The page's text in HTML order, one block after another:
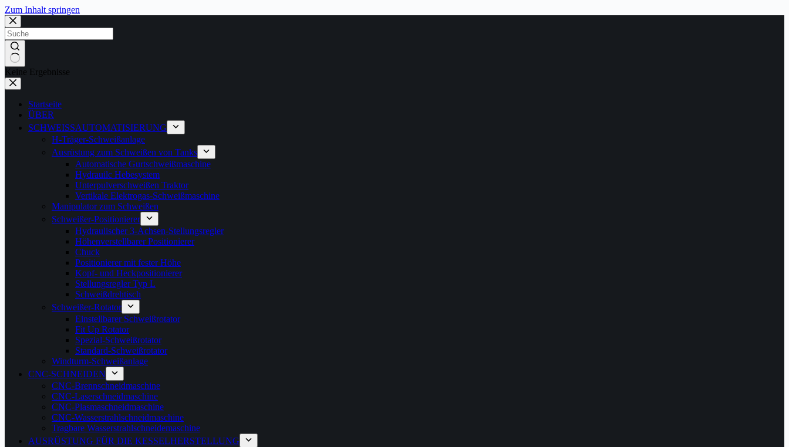
Zum Inhalt springen
Keine Ergebnisse
Startseite
ÜBER
SCHWEISSAUTOMATISIERUNG
H-Träger-Schweißanlage
Ausrüstung zum Schweißen von Tanks
Automatische Gurtschweißmaschine
Hydrauilc Hebesystem
Unterpulverschweißen Traktor
Vertikale Elektrogas-Schweißmaschine
Manipulator zum Schweißen
Schweißer-Positionierer
Hydraulischer 3-Achsen-Stellungsregler
Höhenverstellbarer Positionierer
Chuck
Positionierer mit fester Höhe
Kopf- und Heckpositionierer
Stellungsregler Typ L
Schweißdrehtisch
Schweißer-Rotator
Einstellbarer Schweißrotator
Fit Up Rotator
Spezial-Schweißrotator
Standard-Schweißrotator
Windturm-Schweißanlage
CNC-SCHNEIDEN
CNC-Brennschneidmaschine
CNC-Laserschneidmaschine
CNC-Plasmaschneidmaschine
CNC-Wasserstrahlschneidmaschine
Tragbare Wasserstrahlschneidemaschine
AUSRÜSTUNG FÜR DIE KESSELHERSTELLUNG